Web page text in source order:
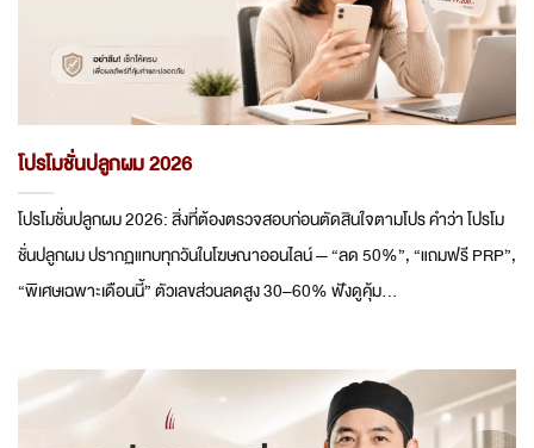
โปรโมชั่นปลูกผม 2026
โปรโมชั่นปลูกผม 2026: สิ่งที่ต้องตรวจสอบก่อนตัดสินใจตามโปร คำว่า โปรโม
ชั่นปลูกผม ปรากฏแทบทุกวันในโฆษณาออนไลน์ — “ลด 50%”, “แถมฟรี PRP”,
“พิเศษเฉพาะเดือนนี้” ตัวเลขส่วนลดสูง 30–60% ฟังดูคุ้ม...